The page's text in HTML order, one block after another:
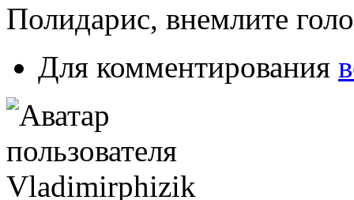
Полидарис, внемлите
Для комментирования